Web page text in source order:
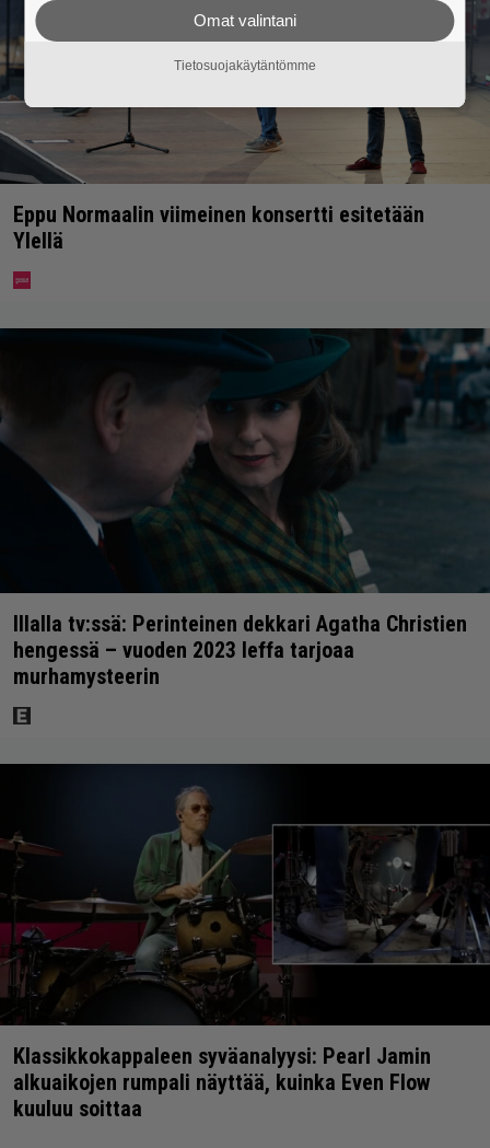
Eppu Normaalin viimeinen konsertti esitetään
Ylellä
Illalla tv:ssä: Perinteinen dekkari Agatha Christien
hengessä – vuoden 2023 leffa tarjoaa
murhamysteerin
Klassikkokappaleen syväanalyysi: Pearl Jamin
alkuaikojen rumpali näyttää, kuinka Even Flow
kuuluu soittaa
Omat valintani
Tietosuojakäytäntömme